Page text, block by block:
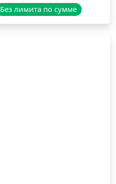
Без лимита по сумме